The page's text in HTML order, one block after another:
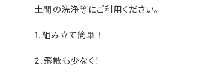
土間の洗浄等にご利用ください。
1.組み立て簡単！
2.飛散も少なく！